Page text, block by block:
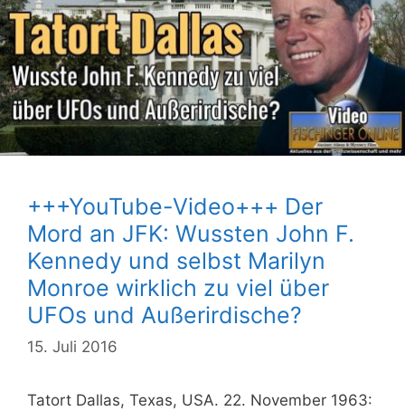
+++YouTube-Video+++ Der
Mord an JFK: Wussten John F.
Kennedy und selbst Marilyn
Monroe wirklich zu viel über
UFOs und Außerirdische?
15. Juli 2016
Tatort Dallas, Texas, USA. 22. November 1963: